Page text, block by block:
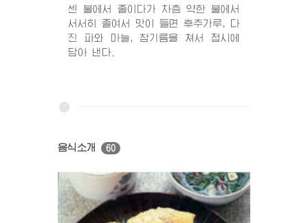
센 불에서 졸이다가 차츰 약한 불에서
서서히 졸여서 맛이 들면 후추가루, 다
진 파와 마늘, 참기름을 쳐서 접시에
담아 낸다.
음식소개 60